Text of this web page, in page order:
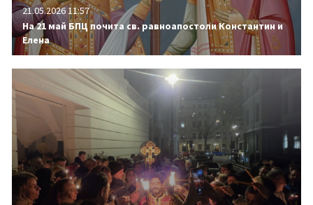
21.05.2026 11:57
На 21 май БПЦ почита св. равноапостоли Константин и
Елена